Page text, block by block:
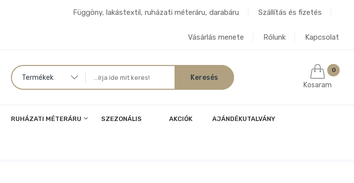
Függöny, lakástextil, ruházati méteráru, darabáru Szállítás és fizetés
Vásárlás menete Rólunk Kapcsolat
Termékek
0
Kosaram
RUHÁZATI MÉTERÁRU SZEZONÁLIS AKCIÓK AJÁNDÉKUTALVÁNY